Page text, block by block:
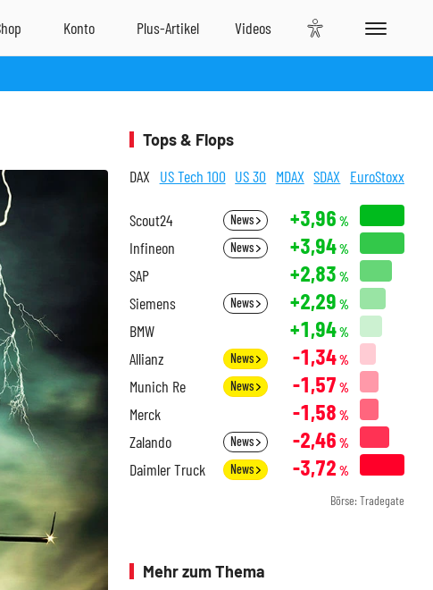
Tops & Flops
DAX US Tech 100 US 30 MDAX SDAX EuroStoxx
Scout24 News +3,96 %
Infineon News +3,94%
SAP +2,83 %
Siemens News +2,29 %
BMW +1,94%
Allianz News -1,34%
Munich Re News -1,57 %
Merck -1,58 %
Zalando News -2,46 %
Daimler Truck News -3,72 %
Börse: Tradegate
Mehr zum Thema